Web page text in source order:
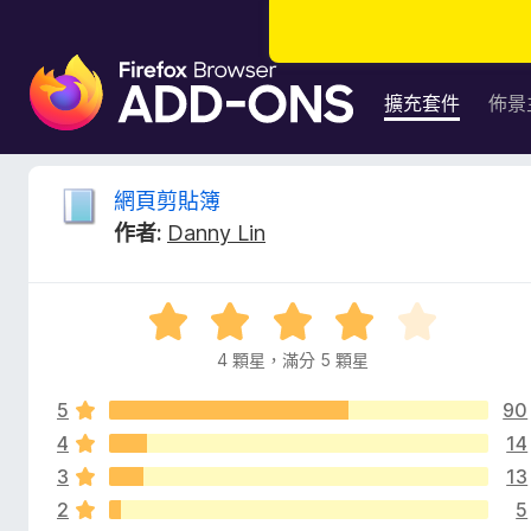
F
i
e
擴充套件 佈景
網
剪
簿
的
網頁剪貼簿
作者: Danny Lin
評
價
滿
分
5
4 顆星，滿分 5 顆星
5
90
4
14
3
13
2
5